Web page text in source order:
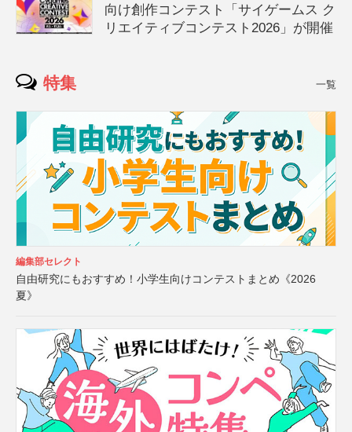
向け創作コンテスト「サイゲームス ク
リエイティブコンテスト2026」が開催
特集 一覧
編集部セレクト
自由研究にもおすすめ！小学生向けコンテストまとめ《2026
夏》